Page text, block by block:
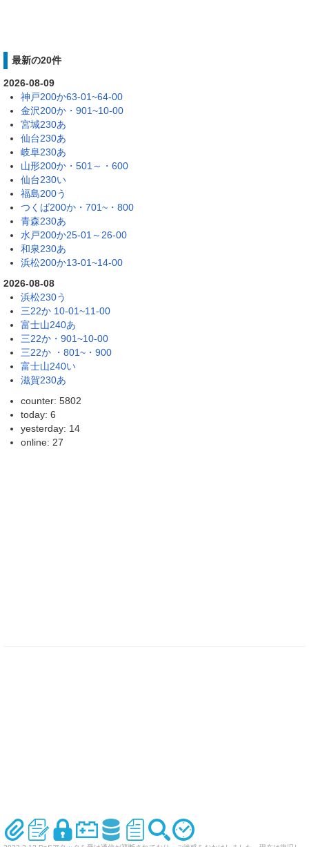
最新の20件
2026-08-09
神戸200か63-01~64-00
金沢200か・901~10-00
宮城230あ
仙台230あ
岐阜230あ
山形200か・501～・600
仙台230い
福島200う
つくば200か・701~・800
青森230あ
水戸200か25-01～26-00
和泉230あ
浜松200か13-01~14-00
2026-08-08
浜松230う
三22か 10-01~11-00
富士山240あ
三22か・901~10-00
三22か ・801~・900
富士山240い
滋賀230あ
counter: 5802
today: 6
yesterday: 14
online: 27